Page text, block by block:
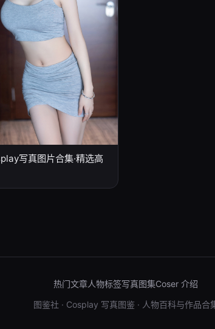
写真图片合集·精选高
热门文章人物标签写真图集Coser 介绍
图鉴社 · Cosplay 写真图鉴 · 人物百科与作品合